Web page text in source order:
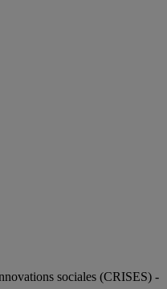
sociales (CRISES) -